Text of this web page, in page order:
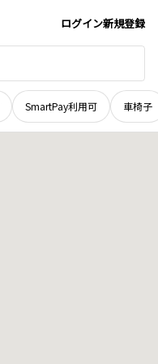
ログイン新規登録
SmartPay利用可 車椅子